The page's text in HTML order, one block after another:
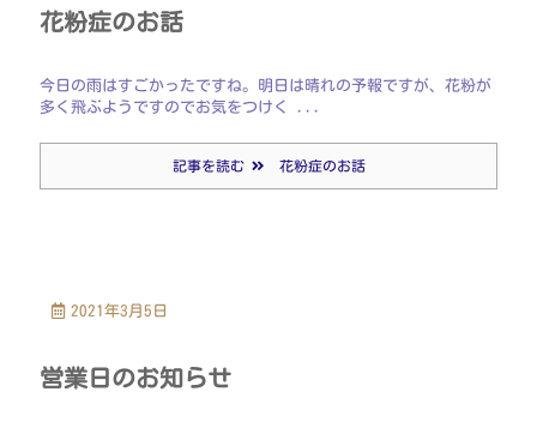
花粉症のお話
今日の雨はすごかったですね。明日は晴れの予報ですが、花粉が
多く飛ぶようですのでお気をつけく ...
記事を読む 花粉症のお話
2021年3月5日
営業日のお知らせ